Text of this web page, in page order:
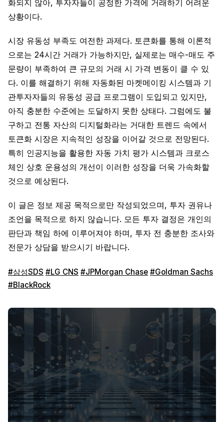
화되지 않아, 투자자들이 공정한 가격에 거래하기 어려운
상황이다.
시장 유동성 부족도 여전한 과제다. 토큰화를 통해 이론적
으로는 24시간 거래가 가능하지만, 실제로는 매수-매도 주
문량이 부족하여 큰 규모의 거래 시 가격 변동이 클 수 있
다. 이를 해결하기 위해 자동화된 마켓메이킹 시스템과 기
관투자자들의 유동성 공급 프로그램이 도입되고 있지만,
아직 충분한 수준에는 도달하지 못한 상태다. 그럼에도 불
구하고 전통 자산의 디지털화라는 거대한 트렌드 속에서
토큰화 시장은 지속적인 성장을 이어갈 것으로 전망된다.
특히 인공지능을 활용한 자동 가치 평가 시스템과 크로스
체인 상호 운용성의 개선이 이러한 성장을 더욱 가속화할
것으로 예상된다.
이 글은 정보 제공 목적으로만 작성되었으며, 투자 권유나
조언을 목적으로 하지 않습니다. 모든 투자 결정은 개인의
판단과 책임 하에 이루어져야 하며, 투자 전 충분한 조사와
전문가 상담을 받으시기 바랍니다.
#삼성SDS #LG CNS #JPMorgan Chase #Goldman Sachs
#BlackRock